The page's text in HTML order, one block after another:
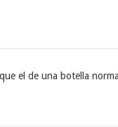
el de una botella